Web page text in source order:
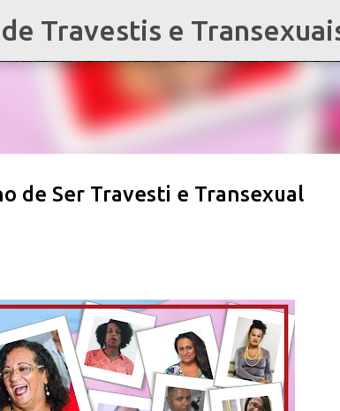
Pular para o conteúdo principal
Travestis e
de Ser Travesti e Transexual